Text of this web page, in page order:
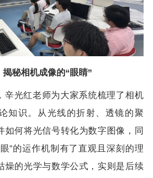
揭秘相机成像的“眼睛”
辛光红老师为大家系统梳理了相机
知识。从光线的折射、透镜的聚
如何将光信号转化为数字图像，同
”的运作机制有了直观且深刻的理
燥的光学与数学公式，实则是后续